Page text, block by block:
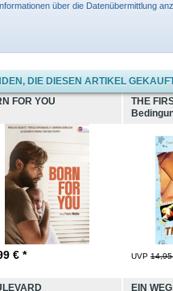
über die Datenübermittlung
DIE DIESEN ARTIKEL
FOR YOU
€ *
THE
UVP
EIN WEG